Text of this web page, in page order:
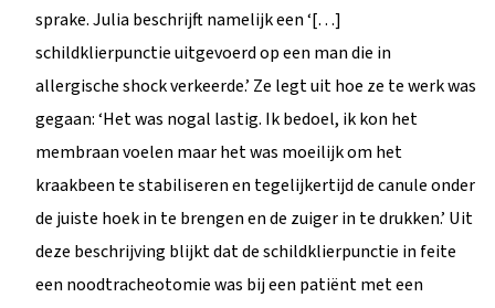
sprake. Julia beschrijft namelijk een ‘[…]
schildklierpunctie uitgevoerd op een man die in
allergische shock verkeerde.’ Ze legt uit hoe ze te werk was
gegaan: ‘Het was nogal lastig. Ik bedoel, ik kon het
membraan voelen maar het was moeilijk om het
kraakbeen te stabiliseren en tegelijkertijd de canule onder
de juiste hoek in te brengen en de zuiger in te drukken.’ Uit
deze beschrijving blijkt dat de schildklierpunctie in feite
een noodtracheotomie was bij een patiënt met een